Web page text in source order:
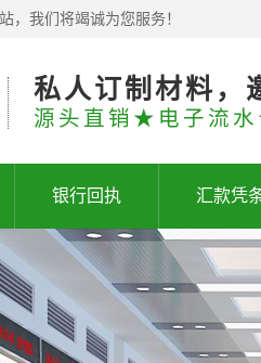
，我们将竭诚为您服务！
私人订制材料，
源头直销★电子流
银行回执 汇款凭